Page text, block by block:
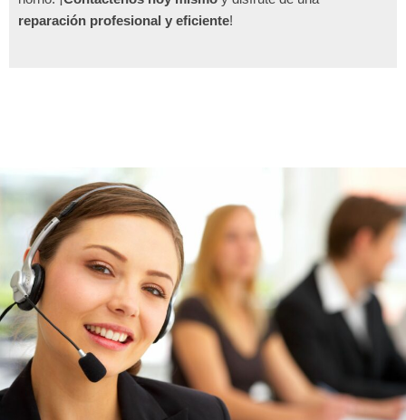
reparación profesional y eficiente!